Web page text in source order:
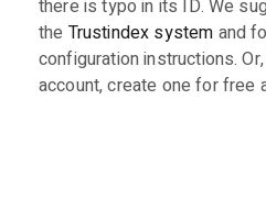
there is typo in its ID. We
the Trustindex system and
configuration instructions.
account, create one for free